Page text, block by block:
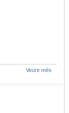
Veure més